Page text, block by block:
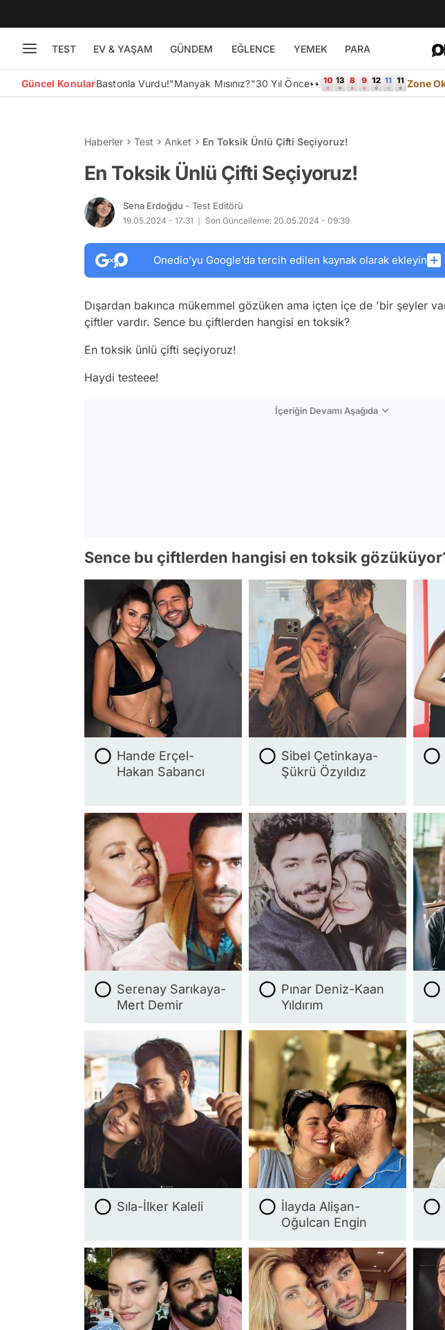
TEST EV & YAŞAM GÜNDEM EĞLENCE YEMEK PARA
Güncel KonularBastonla Vurdu!"Manyak Mısınız?"30 Yıl Önce👀 Zone
Haberler Test Anket En Toksik Ünlü Çifti Seçiyoruz!
En Toksik Ünlü Çifti Seçiyoruz!
Sena Erdoğdu - Test Editörü
19.05.2024 - 17:31 Son Güncelleme: 20.05.2024 - 09:39
Onedio’yu Google’da tercih edilen kaynak olarak ekleyin
Dışardan bakınca mükemmel gözüken ama içten içe de 'bir şeyler
çiftler vardır. Sence bu çiftlerden hangisi en toksik?
En toksik ünlü çifti seçiyoruz!
Haydi testeee!
İçeriğin Devamı Aşağıda
Sence bu çiftlerden hangisi en toksik
Hande Erçel-
Hakan Sabancı
Sibel Çetinkaya-
Şükrü Özyıldız
Serenay Sarıkaya-
Mert Demir
Pınar Deniz-Kaan
Yıldırım
Sıla-İlker Kaleli
İlayda Alişan-
Oğulcan Engin